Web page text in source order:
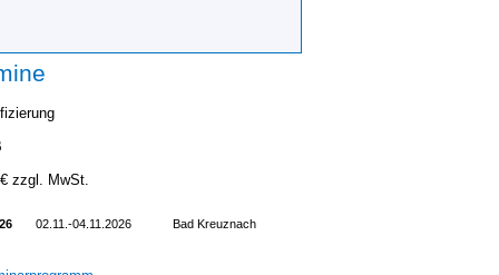
zzgl. MwSt.
02.11.-04.11.2026 Bad Kreuznach